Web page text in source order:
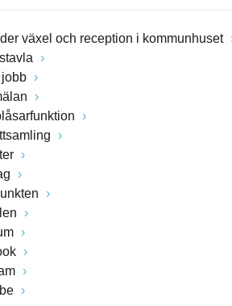
växel och reception i kommunhuset
jobb